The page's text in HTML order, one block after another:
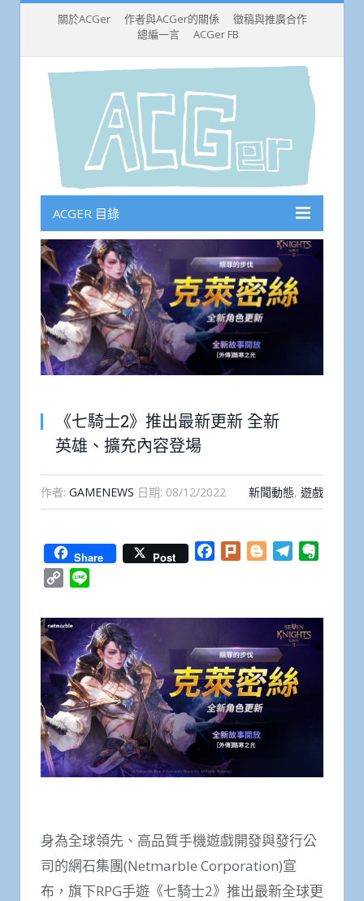
關於ACGer 作者與ACGer的關係
徵稿與推廣合作
總編一言
ACGer FB
ACGER 目錄
《七騎士2》推出最新更新 全新
英雄、擴充內容登場
作者: GAMENEWS 日期: 08/12/2022 新聞動態, 遊戲
Share Post Facebook
Plurk BloggerTelegram
Copy
身為全球領先、高品質手機遊戲開發與發行公
司的網石集團(Netmarble Corporation)宣
布，旗下RPG手遊《七騎士2》推出最新全球更